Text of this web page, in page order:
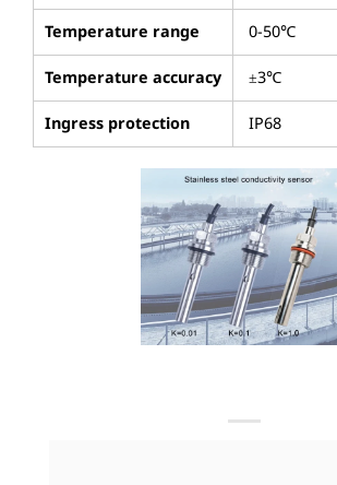
Temperature range
0-50℃
Temperature accuracy
±3℃
Ingress protection
IP68